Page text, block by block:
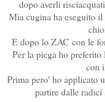
dopo averli
Mia cugina ha eseguito
E dopo lo ZAC con le
Per la piega ho
con
Prima pero' ho applicato
partire dalle